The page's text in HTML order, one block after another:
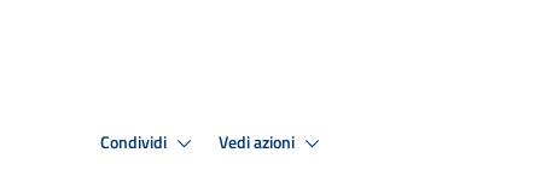
Condividi Vedi azioni